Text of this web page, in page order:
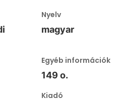
Nyelv
magyar
Egyéb információk
149 o.
Kiadó